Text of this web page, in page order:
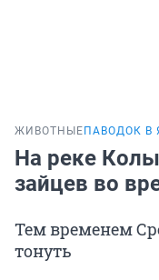
ЖИВОТНЫЕ ПАВОДОК В
На реке
зайцев во
Тем временем
тонуть